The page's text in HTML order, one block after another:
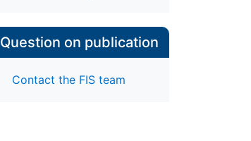
Question on publication
Contact the FIS team